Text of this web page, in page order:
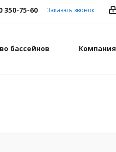
350-75-60 Заказать звонок
бассейнов Компания